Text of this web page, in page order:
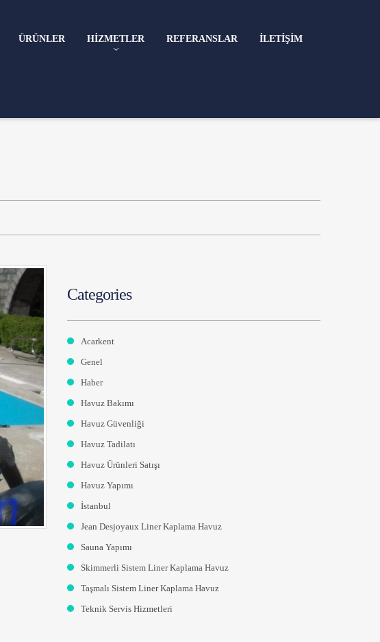
ÜRÜNLER HIZMETLER REFERANSLAR İLETIŞIM
Categories
Acarkent
Genel
Haber
Havuz Bakımı
Havuz Güvenliği
Havuz Tadilatı
Havuz Ürünleri Satışı
Havuz Yapımı
İstanbul
Jean Desjoyaux Liner Kaplama Havuz
Sauna Yapımı
Skimmerli Sistem Liner Kaplama Havuz
Taşmalı Sistem Liner Kaplama Havuz
Teknik Servis Hizmetleri